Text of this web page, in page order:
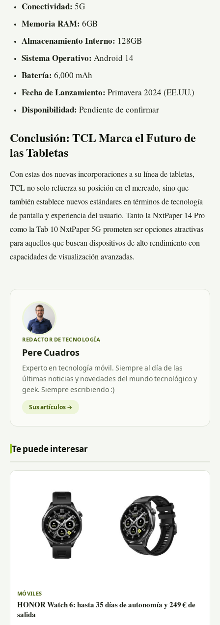
Conectividad: 5G
Memoria RAM: 6GB
Almacenamiento Interno: 128GB
Sistema Operativo: Android 14
Batería: 6,000 mAh
Fecha de Lanzamiento: Primavera 2024 (EE.UU.)
Disponibilidad: Pendiente de confirmar
Conclusión: TCL Marca el Futuro de
las Tabletas
Con estas dos nuevas incorporaciones a su línea de tabletas,
TCL no solo refuerza su posición en el mercado, sino que
también establece nuevos estándares en términos de tecnología
de pantalla y experiencia del usuario. Tanto la NxtPaper 14 Pro
como la Tab 10 NxtPaper 5G prometen ser opciones atractivas
para aquellos que buscan dispositivos de alto rendimiento con
capacidades de visualización avanzadas.
REDACTOR DE TECNOLOGÍA
Pere Cuadros
Experto en tecnología móvil. Siempre al día de las
últimas noticias y novedades del mundo tecnológico y
geek. Siempre escribiendo :)
Sus artículos →
Te puede interesar
MÓVILES
HONOR Watch 6: hasta 35 días de autonomía y 249 € de
salida